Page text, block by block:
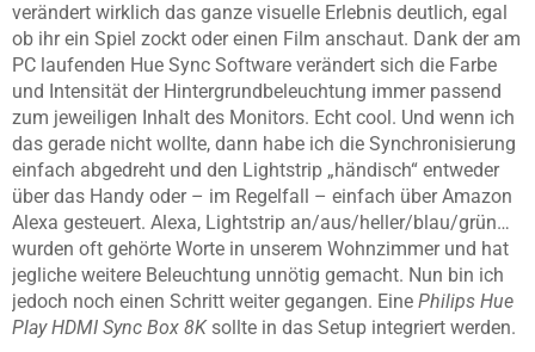
verändert wirklich das ganze visuelle Erlebnis deutlich, egal
ob ihr ein Spiel zockt oder einen Film anschaut. Dank der am
PC laufenden Hue Sync Software verändert sich die Farbe
und Intensität der Hintergrundbeleuchtung immer passend
zum jeweiligen Inhalt des Monitors. Echt cool. Und wenn ich
das gerade nicht wollte, dann habe ich die Synchronisierung
einfach abgedreht und den Lightstrip „händisch“ entweder
über das Handy oder – im Regelfall – einfach über Amazon
Alexa gesteuert. Alexa, Lightstrip an/aus/heller/blau/grün…
wurden oft gehörte Worte in unserem Wohnzimmer und hat
jegliche weitere Beleuchtung unnötig gemacht. Nun bin ich
jedoch noch einen Schritt weiter gegangen. Eine Philips Hue
Play HDMI Sync Box 8Ksollte in das Setup integriert werden.